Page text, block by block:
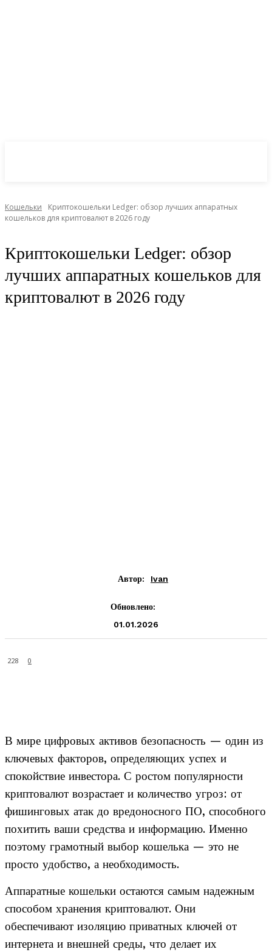
Кошельки
Криптокошельки Ledger: обзор лучших аппаратных
кошельков для криптовалют в 2026 году
Криптокошельки Ledger: обзор
лучших аппаратных кошельков для
криптовалют в 2026 году
Автор: Ivan
Обновлено:
01.01.2026
228 0
В мире цифровых активов безопасность — один из
ключевых факторов, определяющих успех и
спокойствие инвестора. С ростом популярности
криптовалют возрастает и количество угроз: от
фишинговых атак до вредоносного ПО, способного
похитить ваши средства и информацию. Именно
поэтому грамотный выбор кошелька — это не
просто удобство, а необходимость.
Аппаратные кошельки остаются самым надежным
способом хранения криптовалют. Они
обеспечивают изоляцию приватных ключей от
интернета и внешней среды, что делает их